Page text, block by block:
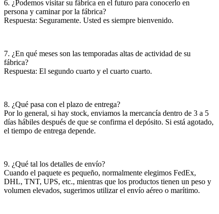
6. ¿Podemos visitar su fábrica en el futuro para conocerlo en
persona y caminar por la fábrica?
Respuesta: Seguramente. Usted es siempre bienvenido.
7. ¿En qué meses son las temporadas altas de actividad de su
fábrica?
Respuesta: El segundo cuarto y el cuarto cuarto.
8. ¿Qué pasa con el plazo de entrega?
Por lo general, si hay stock, enviamos la mercancía dentro de 3 a 5
días hábiles después de que se confirma el depósito. Si está agotado,
el tiempo de entrega depende.
9. ¿Qué tal los detalles de envío?
Cuando el paquete es pequeño, normalmente elegimos FedEx,
DHL, TNT, UPS, etc., mientras que los productos tienen un peso y
volumen elevados, sugerimos utilizar el envío aéreo o marítimo.